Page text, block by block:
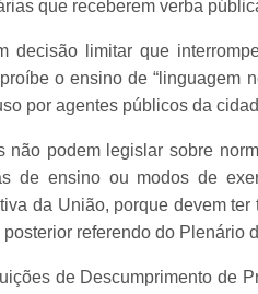
que receberem verba
decisão limitar que
o ensino de “linguagem
por agentes públicos da
não podem legislar sobre
de ensino ou modos de
da União, porque devem ter
referendo do Plenário
de Descumprimento de